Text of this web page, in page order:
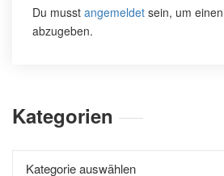
Du musst angemeldet sein, um
abzugeben.
Kategorien